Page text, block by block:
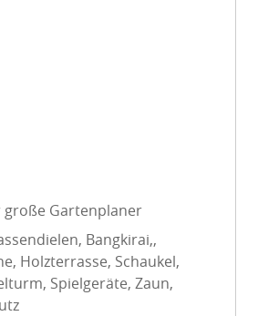
große Gartenplaner
Bangkirai,,
Holzterrasse, Schaukel,
Spielgeräte, Zaun,